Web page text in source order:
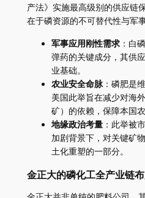
产法》实施最高级别的供应链
在于磷资源的不可替代性与军
军事应用刚性需求：白
弹药的关键成分，其供
业基础。
农业安全命脉：磷肥是
美国此举旨在减少对海
矿）的依赖，保障本国
地缘政治考量：此举被
加剧背景下，对关键矿
土化重塑的一部分。
金正大的磷化工全产业链